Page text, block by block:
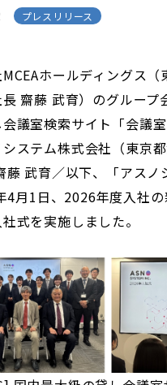
プレスリリース
ホールディングス（
齋藤 武育）のグループ
議室検索サイト「会議
ステム株式会社（東京
武育／以下、「アスノ
4月1日、2026年度入社
式を実施しました。